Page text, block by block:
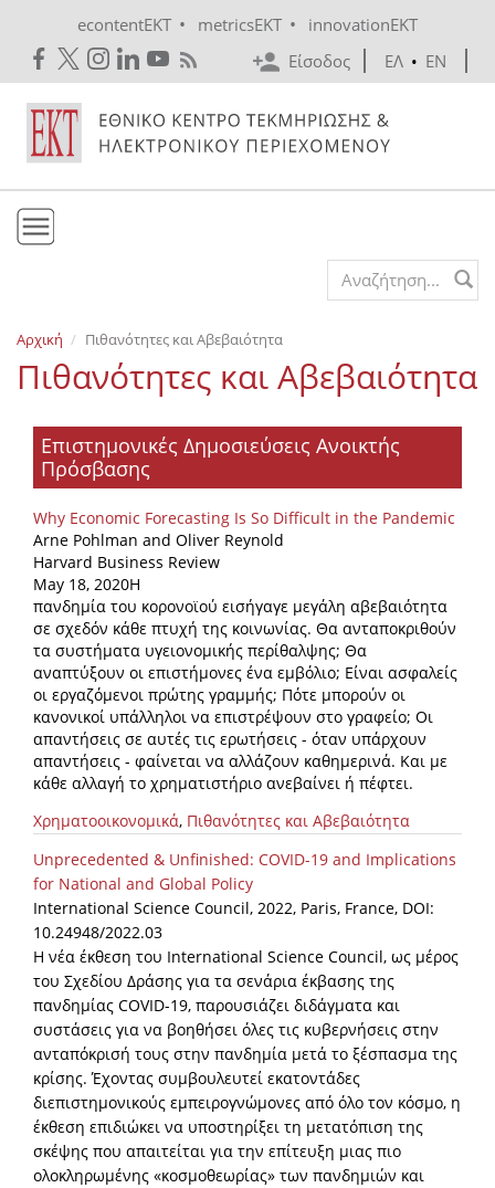
econtentEKT • metricsEKT •
innovationEKT
Είσοδος
ΕΛ • EN
Εκδόσεις
Ενημέρωση
Search form
Αρχική Πιθανότητες και Αβεβαιότητα
Πιθανότητες και Αβεβαιότητα
Επιστημονικές Δημοσιεύσεις Ανοικτής
Πρόσβασης
Why Economic Forecasting Is So Difficult in the Pandemic
Arne Pohlman and Oliver Reynold
Harvard Business Review
May 18, 2020Η
πανδημία του κορoνοϊού εισήγαγε μεγάλη αβεβαιότητα
σε σχεδόν κάθε πτυχή της κοινωνίας. Θα ανταποκριθούν
τα συστήματα υγειονομικής περίθαλψης; Θα
αναπτύξουν οι επιστήμονες ένα εμβόλιο; Είναι ασφαλείς
οι εργαζόμενοι πρώτης γραμμής; Πότε μπορούν οι
κανονικοί υπάλληλοι να επιστρέψουν στο γραφείο; Οι
απαντήσεις σε αυτές τις ερωτήσεις - όταν υπάρχουν
απαντήσεις - φαίνεται να αλλάζουν καθημερινά. Και με
κάθε αλλαγή το χρηματιστήριο ανεβαίνει ή πέφτει.
Χρηματοοικονομικά, Πιθανότητες και Αβεβαιότητα
Unprecedented & Unfinished: COVID-19 and Implications
for National and Global Policy
International Science Council, 2022, Paris, France, DOI:
10.24948/2022.03
Η νέα έκθεση του International Science Council, ως μέρος
του Σχεδίου Δράσης για τα σενάρια έκβασης της
πανδημίας COVID-19, παρουσιάζει διδάγματα και
συστάσεις για να βοηθήσει όλες τις κυβερνήσεις στην
ανταπόκρισή τους στην πανδημία μετά το ξέσπασμα της
κρίσης. Έχοντας συμβουλευτεί εκατοντάδες
διεπιστημονικούς εμπειρογνώμονες από όλο τον κόσμο, η
έκθεση επιδιώκει να υποστηρίξει τη μετατόπιση της
σκέψης που απαιτείται για την επίτευξη μιας πιο
ολοκληρωμένης «κοσμοθεωρίας» των πανδημιών και